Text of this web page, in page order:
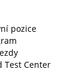
pozice
Test Center